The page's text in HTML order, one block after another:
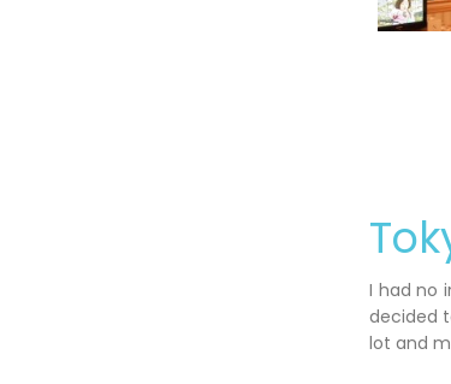
I had no
decided
lot and